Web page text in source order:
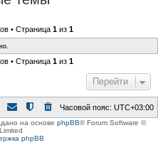
• Страница 1из 1
• Страница 1из 1
Перейти
Часовой пояс: UTC+03:00
на основе phpBB® Forum Software ©
phpBB